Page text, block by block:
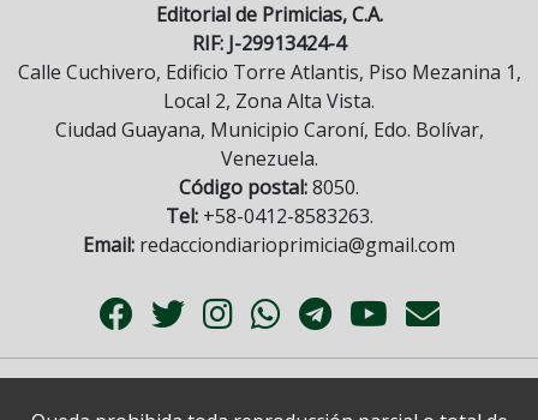
Editorial de Primicias, C.A.
RIF: J-29913424-4
Calle Cuchivero, Edificio Torre Atlantis, Piso Mezanina 1,
Local 2, Zona Alta Vista.
Ciudad Guayana, Municipio Caroní, Edo. Bolívar,
Venezuela.
Código postal:8050.
Tel:+58-0412-8583263.
Email: redacciondiarioprimicia@gmail.com